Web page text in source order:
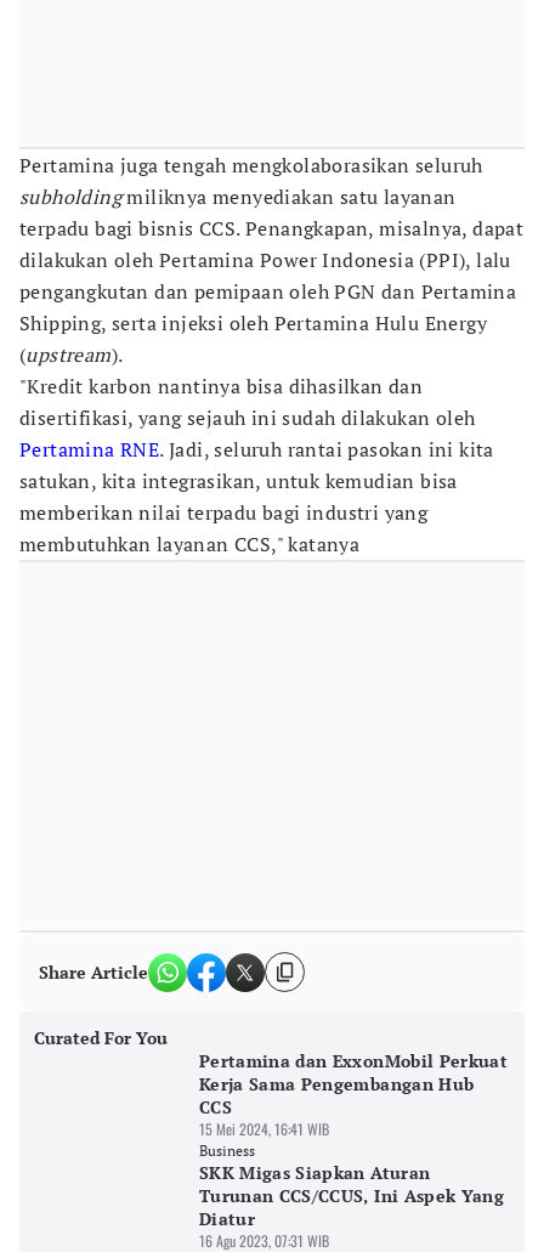
Pertamina juga tengah mengkolaborasikan seluruh
subholdingmiliknya menyediakan satu layanan
terpadu bagi bisnis CCS. Penangkapan, misalnya, dapat
dilakukan oleh Pertamina Power Indonesia (PPI), lalu
pengangkutan dan pemipaan oleh PGN dan Pertamina
Shipping, serta injeksi oleh Pertamina Hulu Energy
(upstream).
"Kredit karbon nantinya bisa dihasilkan dan
disertifikasi, yang sejauh ini sudah dilakukan oleh
Pertamina RNE. Jadi, seluruh rantai pasokan ini kita
satukan, kita integrasikan, untuk kemudian bisa
memberikan nilai terpadu bagi industri yang
membutuhkan layanan CCS," katanya
Share Article
Curated For You
Pertamina dan ExxonMobil Perkuat
Kerja Sama Pengembangan Hub
CCS
15 Mei 2024, 16:41 WIB
Business
SKK Migas Siapkan Aturan
Turunan CCS/CCUS, Ini Aspek Yang
Diatur
16 Agu 2023, 07:31 WIB